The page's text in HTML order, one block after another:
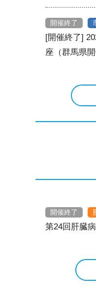
開催終了
[開催終了]
座（群馬県開
開催終了
第24回肝臓